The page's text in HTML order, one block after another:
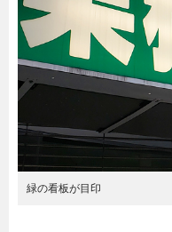
緑の看板が目印